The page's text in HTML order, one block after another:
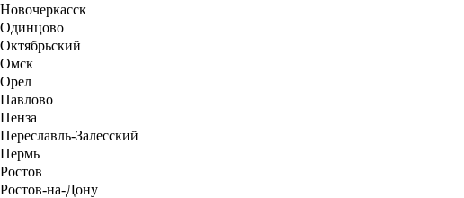
Новочеркасск
Одинцово
Октябрьский
Омск
Орел
Павлово
Пенза
Переславль-Залесский
Пермь
Ростов
Ростов-на-Дону